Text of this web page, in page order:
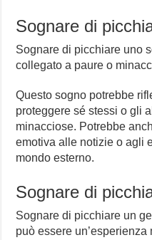
Sognare di
Sognare di picchiare uno
collegato a paure o
Questo sogno potrebbe
proteggere sé stessi o gli
minacciose. Potrebbe
emotiva alle notizie o agli
mondo esterno.
Sognare di
Sognare di picchiare un
può essere